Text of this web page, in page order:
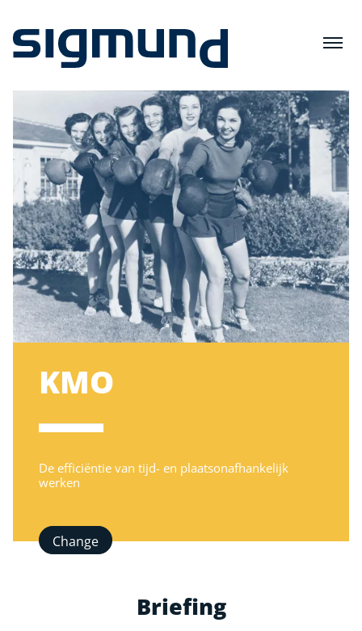
KMO
De efficiëntie van tijd- en plaatsonafhankelijk
werken
Change
Briefing